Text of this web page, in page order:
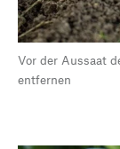
Vor der Aussaat
entfernen